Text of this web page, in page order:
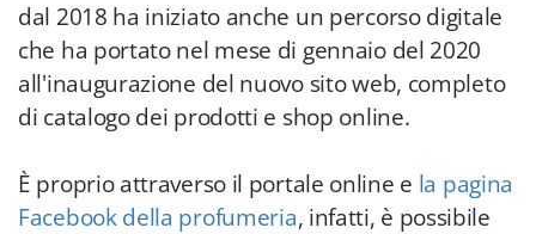
dal 2018 ha iniziato anche un percorso digitale
che ha portato nel mese di gennaio del 2020
all'inaugurazione del nuovo sito web, completo
di catalogo dei prodotti e shop online.
È proprio attraverso il portale online e la pagina
Facebook della profumeria, infatti, è possibile